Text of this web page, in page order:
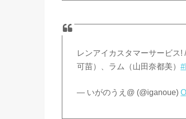
レンアイカスタマーサービス
可苗）、ラム（山田奈都美）
— いがのうえ@ (@iganoue)